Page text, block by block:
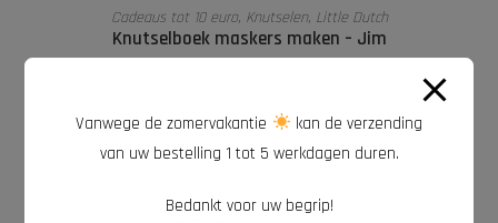
TOEVOEGEN AAN WINKELWAGEN
Cadeaus tot 10 euro, Knutselen, Little Dutch
Knutselboek maskers maken – Jim
Vanwege de zomervakantie
kan de verzending
van uw bestelling 1 tot 5 werkdagen duren.
Bedankt voor uw begrip!